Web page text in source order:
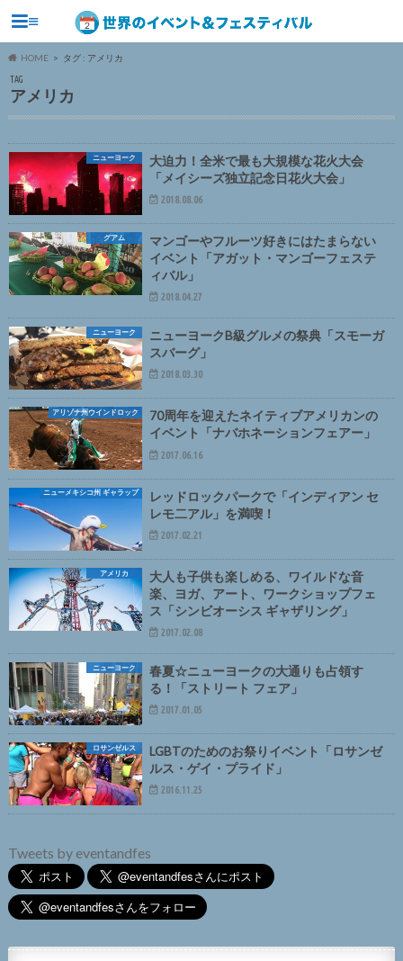
≡
HOME タグ : アメリカ
TAG
アメリカ
ニューヨーク
大迫力！全米で最も大規模な花火大会
「メイシーズ独立記念日花火大会」
2018.08.06
グアム
マンゴーやフルーツ好きにはたまらない
イベント「アガット・マンゴーフェステ
ィバル」
2018.04.27
ニューヨーク
ニューヨークB級グルメの祭典「スモーガ
スバーグ」
2018.03.30
アリゾナ州ウインドロック
70周年を迎えたネイティブアメリカンの
イベント「ナバホネーションフェアー」
2017.06.16
ニューメキシコ州 ギャラップ
レッドロックパークで「インディアン セ
レモ二アル」を満喫！
2017.02.21
アメリカ
大人も子供も楽しめる、ワイルドな音
楽、ヨガ、アート、ワークショップフェ
ス「シンビオーシス ギャザリング」
2017.02.08
ニューヨーク
春夏☆ニューヨークの大通りも占領す
る！「ストリート フェア」
2017.01.05
ロサンゼルス
LGBTのためのお祭りイベント「ロサンゼ
ルス・ゲイ・プライド」
2016.11.25
Tweets by eventandfes